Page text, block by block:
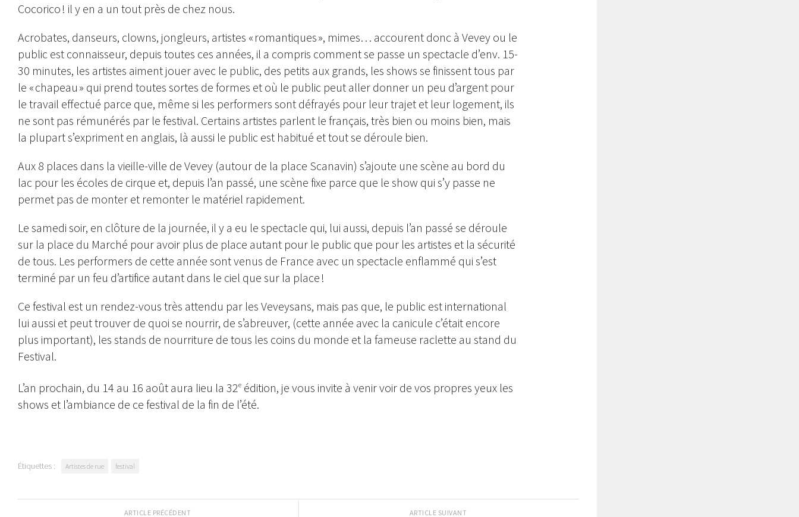
Cocorico ! il y en a un tout près de chez nous.
Acrobates, danseurs, clowns, jongleurs, artistes « romantiques », mimes… accourent donc à Vevey ou le
public est connaisseur, depuis toutes ces années, il a compris comment se passe un spectacle d’env. 15-
30 minutes, les artistes aiment jouer avec le public, des petits aux grands, les shows se finissent tous par
le « chapeau » qui prend toutes sortes de formes et où le public peut aller donner un peu d’argent pour
le travail effectué parce que, même si les performers sont défrayés pour leur trajet et leur logement, ils
ne sont pas rémunérés par le festival. Certains artistes parlent le français, très bien ou moins bien, mais
la plupart s’expriment en anglais, là aussi le public est habitué et tout se déroule bien.
Aux 8 places dans la vieille-ville de Vevey (autour de la place Scanavin) s’ajoute une scène au bord du
lac pour les écoles de cirque et, depuis l’an passé, une scène fixe parce que le show qui s’y passe ne
permet pas de monter et remonter le matériel rapidement.
Le samedi soir, en clôture de la journée, il y a eu le spectacle qui, lui aussi, depuis l’an passé se déroule
sur la place du Marché pour avoir plus de place autant pour le public que pour les artistes et la sécurité
de tous. Les performers de cette année sont venus de France avec un spectacle enflammé qui s’est
terminé par un feu d’artifice autant dans le ciel que sur la place !
Ce festival est un rendez-vous très attendu par les Veveysans, mais pas que, le public est international
lui aussi et peut trouver de quoi se nourrir, de s’abreuver, (cette année avec la canicule c’était encore
plus important), les stands de nourriture de tous les coins du monde et la fameuse raclette au stand du
Festival.
L’an prochain, du 14 au 16 août aura lieu la 32e édition, je vous invite à venir voir de vos propres yeux les
shows et l’ambiance de ce festival de la fin de l’été.
Étiquettes : Artistes de rue festival
ARTICLE SUIVANT
ARTICLE PRÉCÉDENT